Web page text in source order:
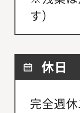
す）
休日
完全週休